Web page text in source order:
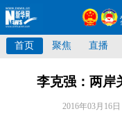
首页 聚焦 直播
李克强：两岸
2016年03月16